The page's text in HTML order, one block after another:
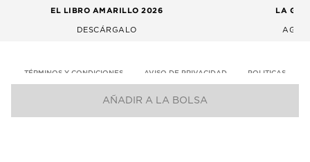
AÑADIR A LA BOLSA
EL LIBRO AMARILLO 2026
DESCÁRGALO
LA
TÉRMINOS Y CONDICIONES AVISO DE PRIVACIDAD POLITICAS